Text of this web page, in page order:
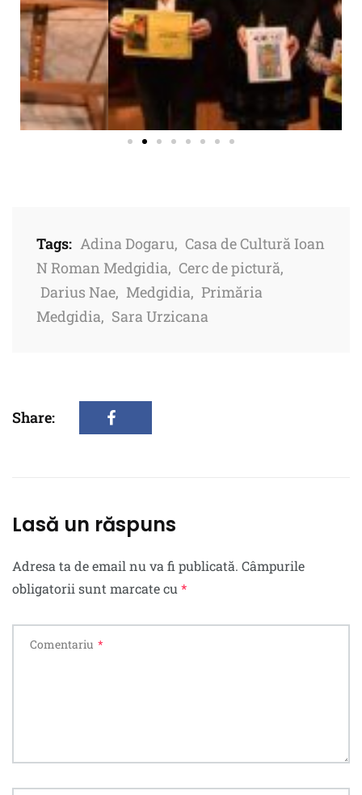
Tags: Adina Dogaru, Casa de Cultură Ioan
N Roman Medgidia, Cerc de pictură,
Darius Nae, Medgidia, Primăria
Medgidia, Sara Urzicana
Share:
Lasă un răspuns
Adresa ta de email nu va fi publicată. Câmpurile
obligatorii sunt marcate cu *
Comentariu *